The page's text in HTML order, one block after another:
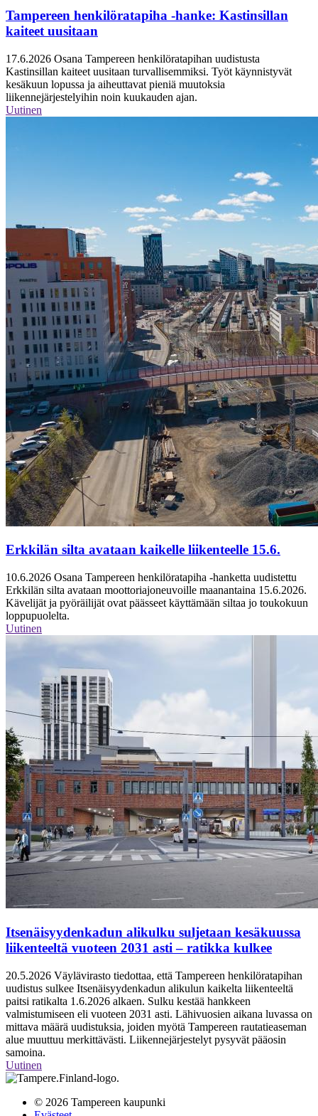
Tampereen henkilöratapiha -hanke: Kastinsillan
kaiteet uusitaan
17.6.2026 Osana Tampereen henkilöratapihan uudistusta
Kastinsillan kaiteet uusitaan turvallisemmiksi. Työt käynnistyvät
kesäkuun lopussa ja aiheuttavat pieniä muutoksia
liikennejärjestelyihin noin kuukauden ajan.
Uutinen
Erkkilän silta avataan kaikelle liikenteelle 15.6.
10.6.2026 Osana Tampereen henkilöratapiha -hanketta uudistettu
Erkkilän silta avataan moottoriajoneuvoille maanantaina 15.6.2026.
Kävelijät ja pyöräilijät ovat päässeet käyttämään siltaa jo toukokuun
loppupuolelta.
Uutinen
Itsenäisyydenkadun alikulku suljetaan kesäkuussa
liikenteeltä vuoteen 2031 asti – ratikka kulkee
20.5.2026 Väylävirasto tiedottaa, että Tampereen henkilöratapihan
uudistus sulkee Itsenäisyydenkadun alikulun kaikelta liikenteeltä
paitsi ratikalta 1.6.2026 alkaen. Sulku kestää hankkeen
valmistumiseen eli vuoteen 2031 asti. Lähivuosien aikana luvassa on
mittava määrä uudistuksia, joiden myötä Tampereen rautatieaseman
alue muuttuu merkittävästi. Liikennejärjestelyt pysyvät pääosin
samoina.
Uutinen
© 2026 Tampereen kaupunki